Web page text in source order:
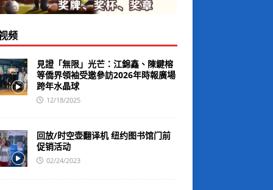
频
見證「無限」光芒：江錦鑫、陳鍵榕
等僑界領袖受邀參訪2026年時報廣場
跨年水晶球
12/18/2025
回放/时空壶翻译机 纽约图书馆门前
促销活动
02/24/2023